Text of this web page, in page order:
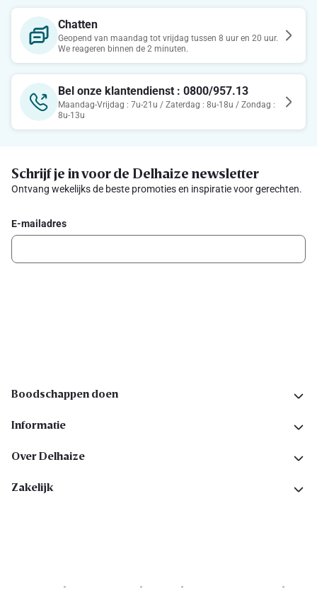
Chatten
Geopend van maandag tot vrijdag tussen 8 uur en 20 uur.
We reageren binnen de 2 minuten.
Bel onze klantendienst : 0800/957.13
Maandag-Vrijdag : 7u-21u / Zaterdag : 8u-18u / Zondag :
8u-13u
Schrijf je in voor de Delhaize newsletter
Ontvang wekelijks de beste promoties en inspiratie voor gerechten.
E-mailadres
Boodschappen doen
Informatie
Over Delhaize
Zakelijk